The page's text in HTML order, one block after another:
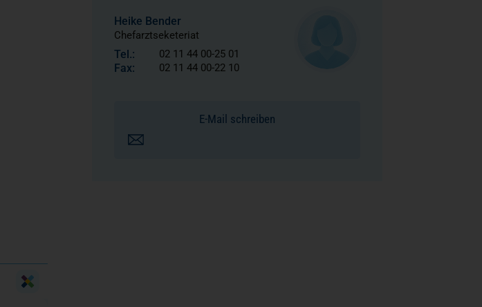
Heike Bender
Chefarztseketeriat
Tel.: 02 11 44 00-25 01
Fax: 02 11 44 00-22 10
E-Mail schreiben